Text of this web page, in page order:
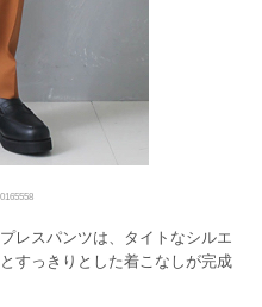
レスパンツは、タイトなシルエ
すっきりとした着こなしが完成